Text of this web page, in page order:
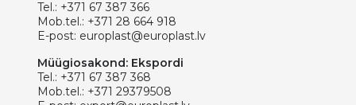
Tel.: +371 67 387 366
Mob.tel.: +371 28 664 918
E-post: europlast@europlast.lv
Müügiosakond: Ekspordi
Tel.: +371 67 387 368
Mob.tel.: +371 29379508